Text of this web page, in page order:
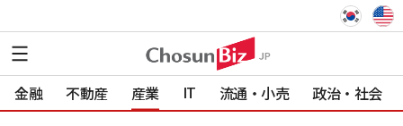
金融 不動産 産業 IT 流通・小売 政治・社会